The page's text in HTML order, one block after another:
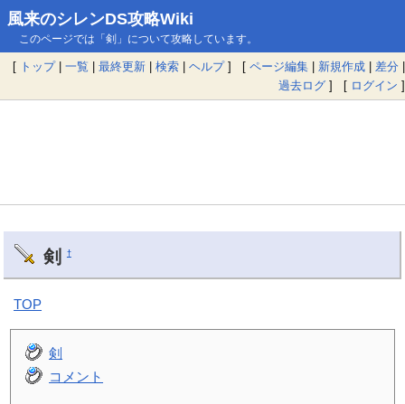
風来のシレンDS攻略Wiki
このページでは「剣」について攻略しています。
[ トップ| 一覧 | 最終更新 | 検索 | ヘルプ] [ ページ編集 | 新規作成 | 差分 |
過去ログ ] [ ログイン ]
剣 †
TOP
剣
コメント